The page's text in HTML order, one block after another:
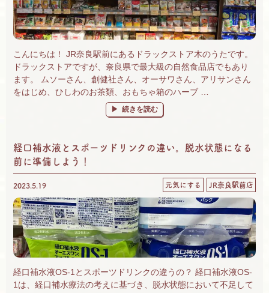
こんにちは！ JR奈良駅前にあるドラックストア木のうたです。
ドラックストアですが、奈良県で最大級の自然食品店でもあり
ます。 ムソーさん、創健社さん、オーサワさん、アリサンさん
をはじめ、ひしわのお茶類、おもちゃ箱のハーブ …
“奈良 自然食品＆有機野菜 楽しいがいっぱ
続きを読む
経口補水液とスポーツドリンクの違い。脱水状態になる
前に準備しよう！
2023.5.19 元気にする JR奈良駅前店
経口補水液OS-1とスポーツドリンクの違うの？ 経口補水液OS-
1は、経口補水療法の考えに基づき、脱水状態において不足して